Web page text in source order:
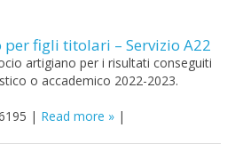
per figli titolari – Servizio A22
artigiano per i risultati conseguiti
o accademico 2022-2023.
| Read more |